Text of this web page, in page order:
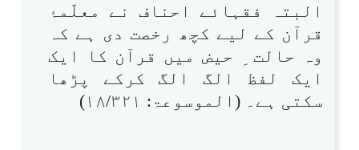
البتہ فقہائے احناف نے معلّمۂ
قرآن کے لیے کچھ رخصت دی ہے کہ
وہ حالت ِ حیض میں قرآن کا ایک
ایک لفظ الگ الگ کرکے پڑھا
سکتی ہے۔ (الموسوعۃ: ۱۸/۳۲۱)